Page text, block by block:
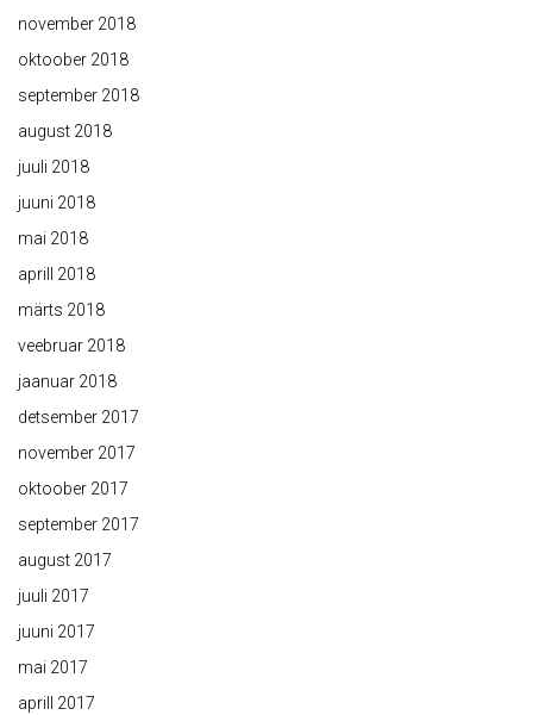
november 2018
oktoober 2018
september 2018
august 2018
juuli 2018
juuni 2018
mai 2018
aprill 2018
märts 2018
veebruar 2018
jaanuar 2018
detsember 2017
november 2017
oktoober 2017
september 2017
august 2017
juuli 2017
juuni 2017
mai 2017
aprill 2017